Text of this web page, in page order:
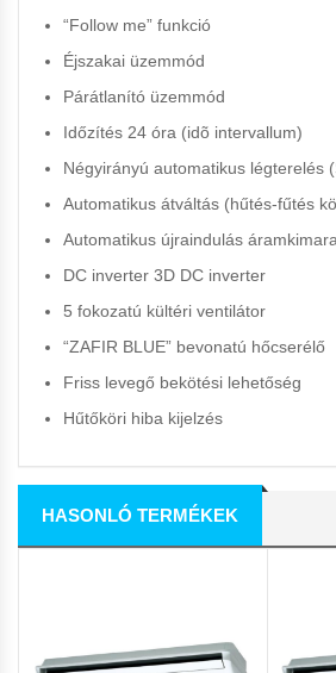
“Follow me” funkció
Éjszakai üzemmód
Párátlanító üzemmód
Időzítés 24 óra (idõ intervallum)
Négyirányú automatikus légterelés
Automatikus átváltás (hűtés-fűtés
Automatikus újraindulás
DC inverter 3D DC inverter
5 fokozatú kültéri ventilátor
“ZAFIR BLUE” bevonatú hőcserélő
Friss levegő bekötési lehetőség
Hűtőköri hiba kijelzés
HASONLÓ TERMÉKEK